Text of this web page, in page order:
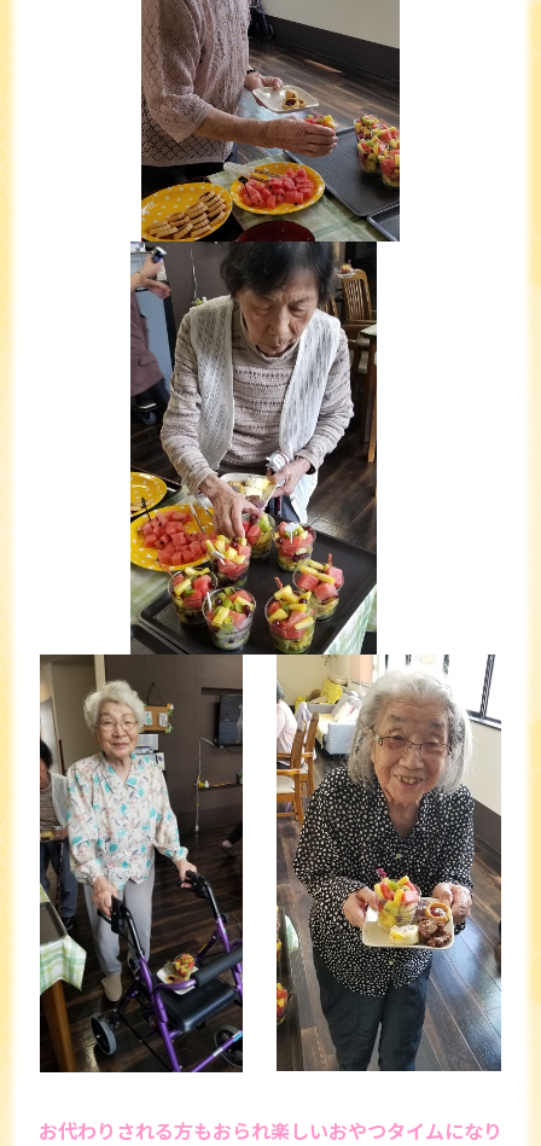
お代わりされる方もおられ楽しいおやつタイムになり